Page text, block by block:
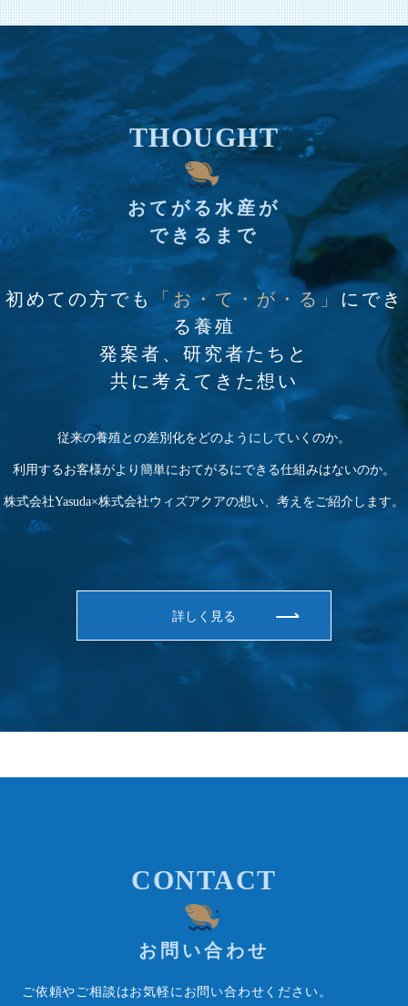
THOUGHT
おてがる水産が
できるまで
初めての方でも 「お・て・が・る」
にでき
る養殖
発案者、研究者たちと
​​​​​​​共に考えてきた想い
従来の養殖との差別化をどのようにしていくのか。
利用するお客様がより簡単におてがるにできる仕組みはないのか。
株式会社Yasuda×株式会社ウィズアクアの想い、考えをご紹介します。
詳しく見る
CONTACT
お問い合わせ
ご依頼やご相談はお気軽にお問い合わせください。